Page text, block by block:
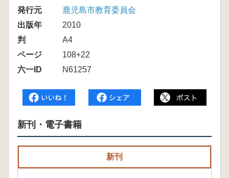
発行元
鹿児島市教育委員会
出版年
2010
判
A4
ページ
108+22
六一ID
N61257
新刊・電子書籍
新刊